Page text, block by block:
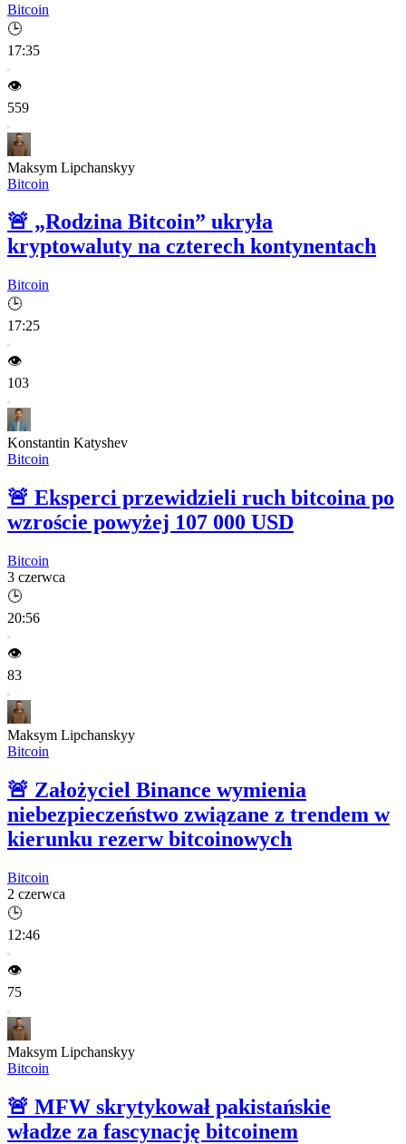
Bitcoin
🕒
17:35
👁️
559
Maksym Lipchanskyy
Bitcoin
🚨 „Rodzina Bitcoin” ukryła
kryptowaluty na czterech kontynentach
Bitcoin
🕒
17:25
👁️
103
Konstantin Katyshev
Bitcoin
🚨 Eksperci przewidzieli ruch bitcoina po
wzroście powyżej 107 000 USD
Bitcoin
3 czerwca
🕒
20:56
👁️
83
Maksym Lipchanskyy
Bitcoin
🚨 Założyciel Binance wymienia
niebezpieczeństwo związane z trendem w
kierunku rezerw bitcoinowych
Bitcoin
2 czerwca
🕒
12:46
👁️
75
Maksym Lipchanskyy
Bitcoin
🚨 MFW skrytykował pakistańskie
władze za fascynację bitcoinem